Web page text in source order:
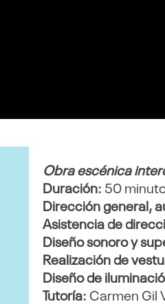
Obra escénica
Duración: 50
Dirección general,
Asistencia de
Diseño sonoro y
Realización de
Diseño de
Tutoría: Carmen Gil